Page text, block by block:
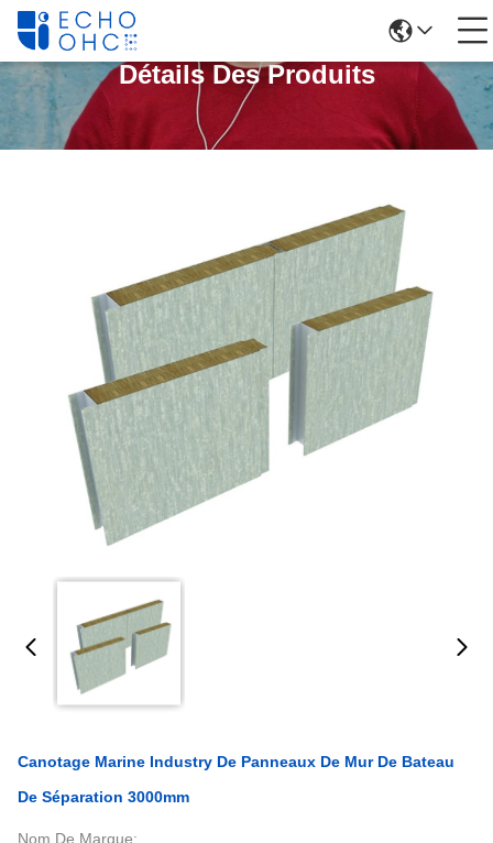
Détails Des Produits
Canotage Marine Industry De Panneaux De Mur De Bateau
De Séparation 3000mm
Nom De Marque: